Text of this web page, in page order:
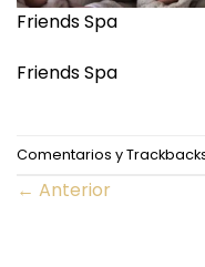
Friends Spa
Friends Spa
Comentarios y
← Anterior